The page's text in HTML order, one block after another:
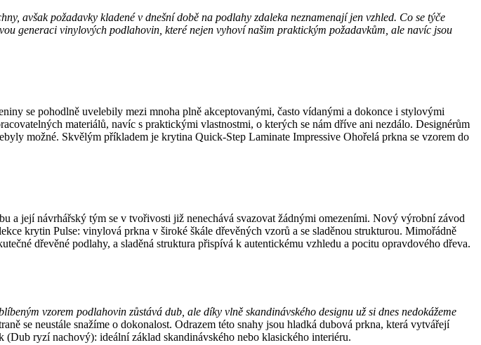
avšak požadavky kladené v dnešní době na podlahy zdaleka neznamenají jen vzhled. Co se týče
generaci vinylových podlahovin, které nejen vyhoví našim praktickým požadavkům, ale navíc jsou
se pohodlně uvelebily mezi mnoha plně akceptovanými, často vídanými a dokonce i stylovými
materiálů, navíc s praktickými vlastnostmi, o kterých se nám dříve ani nezdálo. Designérům
možné. Skvělým příkladem je krytina Quick-Step Laminate Impressive Ohořelá prkna se vzorem do
a její návrhářský tým se v tvořivosti již nenechává svazovat žádnými omezeními. Nový výrobní závod
krytin Pulse: vinylová prkna v široké škále dřevěných vzorů a se sladěnou strukturou. Mimořádně
dřevěné podlahy, a sladěná struktura přispívá k autentickému vzhledu a pocitu opravdového dřeva.
vzorem podlahovin zůstává dub, ale díky vlně skandinávského designu už si dnes nedokážeme
se neustále snažíme o dokonalost. Odrazem této snahy jsou hladká dubová prkna, která vytvářejí
ryzí nachový): ideální základ skandinávského nebo klasického interiéru.